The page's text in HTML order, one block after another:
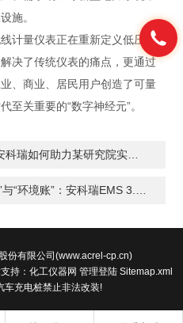
施。
量仪表正在重新定义低压网
决了传统仪表的痛点，更通过
、商业、居民用户创造了可量
至关重要的“数字神经元”。
何助力某研究院实现空调节电30%
”：安科瑞EMS 3.0一站式精算解决方案
份有限公司(www.acrel-cp.cn)
持： 化工仪器网 管理登陆 Sitemap.xml
车充电桩禁止非法改装!